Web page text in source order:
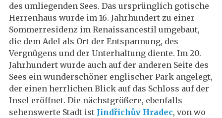
des umliegenden Sees. Das ursprünglich gotische
Herrenhaus wurde im 16. Jahrhundert zu einer
Sommerresidenz im Renaissancestil umgebaut,
die dem Adel als Ort der Entspannung, des
Vergnügens und der Unterhaltung diente. Im 20.
Jahrhundert wurde auch auf der anderen Seite des
Sees ein wunderschöner englischer Park angelegt,
der einen herrlichen Blick auf das Schloss auf der
Insel eröffnet. Die nächstgrößere, ebenfalls
sehenswerte Stadt ist Jindřichův Hradec, von wo